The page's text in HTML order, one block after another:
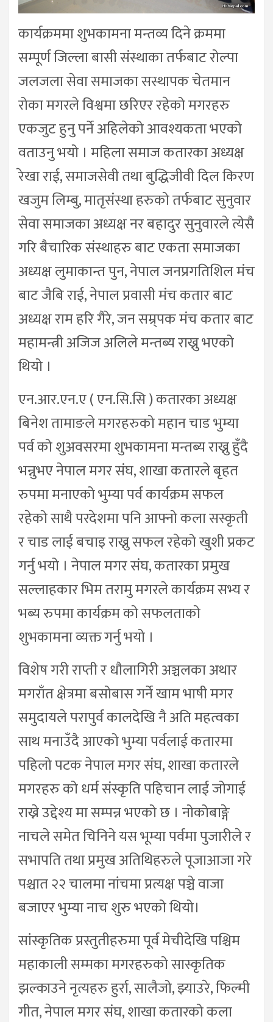
कार्यक्रममा शुभकामना मन्तव्य दिने क्रममा
सम्पूर्ण जिल्ला बासी संस्थाका तर्फबाट रोल्पा
जलजला सेवा समाजका सस्थापक चेतमान
रोका मगरले विश्वमा छरिएर रहेको मगरहरु
एकजुट हुनु पर्ने अहिलेको आवश्यकता भएको
वताउनु भयो । महिला समाज कतारका अध्यक्ष
रेखा राई, समाजसेवी तथा बुद्धिजीवी दिल किरण
खजुम लिम्बु, मातृसंस्था हरुको तर्फबाट सुनुवार
सेवा समाजका अध्यक्ष नर बहादुर सुनुवारले त्येसै
गरि बैचारिक संस्थाहरु बाट एकता समाजका
अध्यक्ष लुमाकान्त पुन, नेपाल जनप्रगतिशिल मंच
बाट जैबि राई, नेपाल प्रवासी मंच कतार बाट
अध्यक्ष राम हरि गैरे, जन सम्र्पक मंच कतार बाट
महामन्त्री अजिज अलिले मन्तब्य राख्नु भएको
थियो ।
एन.आर.एन.ए ( एन.सि.सि ) कतारका अध्यक्ष
बिनेश तामाङले मगरहरुको महान चाड भुम्या
पर्व को शुअवसरमा शुभकामना मन्तब्य राख्नु हुँदै
भन्नुभए नेपाल मगर संघ, शाखा कतारले बृहत
रुपमा मनाएको भुम्या पर्व कार्यक्रम सफल
रहेको साथै परदेशमा पनि आफ्नो कला सस्कृती
र चाड लाई बचाइ राख्नु सफल रहेको खुशी प्रकट
गर्नु भयो । नेपाल मगर संघ, कतारका प्रमुख
सल्लाहकार भिम तरामु मगरले कार्यक्रम सभ्य र
भब्य रुपमा कार्यक्रम को सफलताको
शुभकामना व्यक्त गर्नु भयो ।
विशेष गरी राप्ती र धौलागिरी अञ्चलका अथार
मगराँत क्षेत्रमा बसोबास गर्ने खाम भाषी मगर
समुदायले परापुर्व कालदेखि नै अति महत्वका
साथ मनाउँदै आएको भुम्या पर्वलाई कतारमा
पहिलो पटक नेपाल मगर संघ, शाखा कतारले
मगरहरु को धर्म संस्कृति पहिचान लाई जोगाई
राख्ने उद्देश्य मा सम्पन्न भएको छ । नोकोबाङ्गे
नाचले समेत चिनिने यस भूम्या पर्वमा पुजारीले र
सभापति तथा प्रमुख अतिथिहरुले पूजाआजा गरे
पश्चात २२ चालमा नांचमा प्रत्यक्ष पञ्चे वाजा
बजाएर भुम्या नाच शुरु भएको थियो।
सांस्कृतिक प्रस्तुतीहरुमा पूर्व मेचीदेखि पश्चिम
महाकाली सम्मका मगरहरुको सास्कृतिक
झल्काउने नृत्यहरु हुर्रा, सालैजो, झ्याउरे, फिल्मी
गीत, नेपाल मगर संघ, शाखा कतारको कला